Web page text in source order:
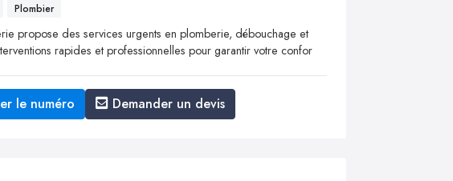
Plombier
propose des services urgents en plomberie, débouchage et
rapides et professionnelles pour garantir votre confor
le numéro Demander un devis